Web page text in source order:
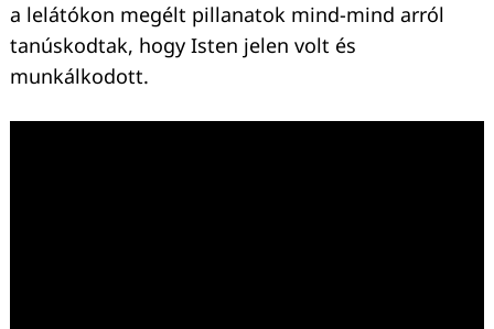
a lelátókon megélt pillanatok mind-mind arról
tanúskodtak, hogy Isten jelen volt és
munkálkodott.